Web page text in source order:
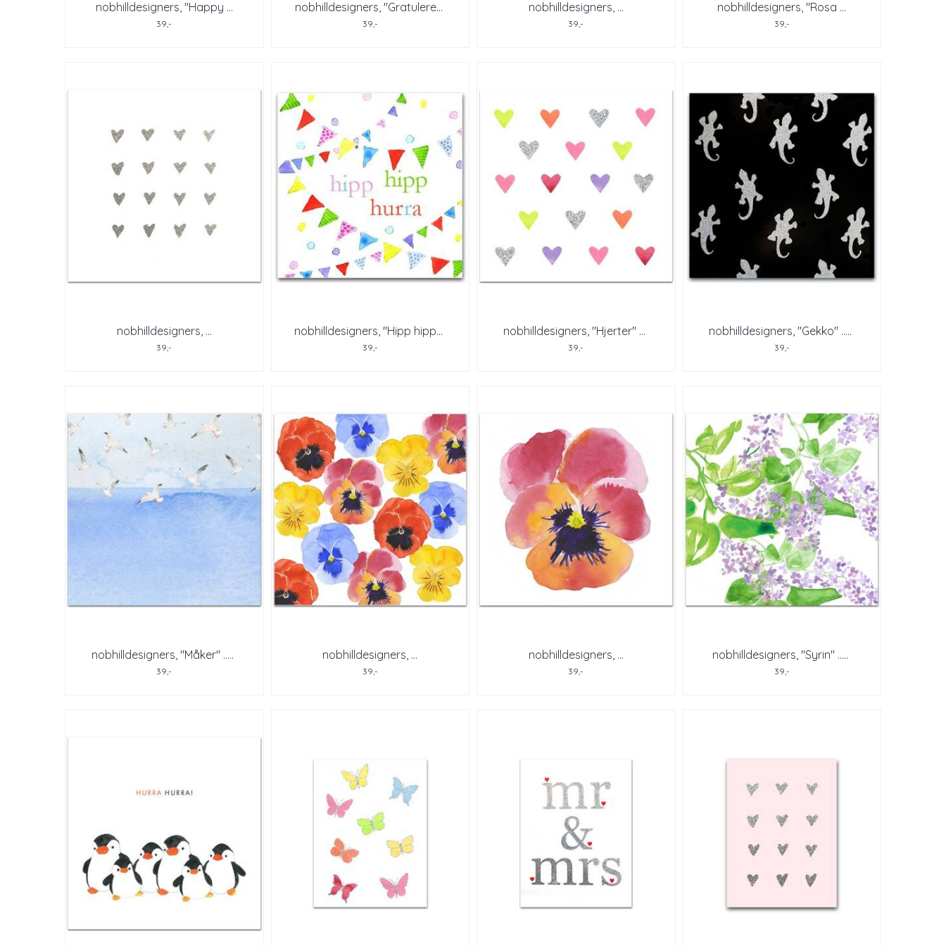
nobhilldesigners, "Happy ...
39,-
nobhilldesigners, "Gratulere...
39,-
nobhilldesigners, ...
39,-
nobhilldesigners, "Rosa ...
39,-
nobhilldesigners, ...
39,-
nobhilldesigners, "Hipp hipp...
39,-
nobhilldesigners, "Hjerter" ...
39,-
nobhilldesigners, "Gekko" .....
39,-
nobhilldesigners, "Måker" .....
39,-
nobhilldesigners, ...
39,-
nobhilldesigners, ...
39,-
nobhilldesigners, "Syrin" .....
39,-